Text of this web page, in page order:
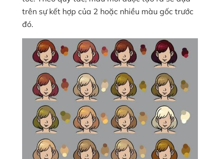
trên sự kết hợp của 2 hoặc nhiều màu gốc trước
đó.